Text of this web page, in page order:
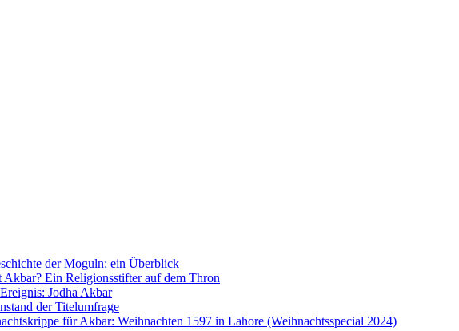
der Moguln: ein Überblick
Ein Religionsstifter auf dem Thron
Jodha Akbar
der Titelumfrage
für Akbar: Weihnachten 1597 in Lahore (Weihnachtsspecial 2024)